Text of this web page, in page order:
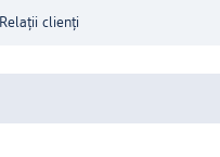
Relații clienți